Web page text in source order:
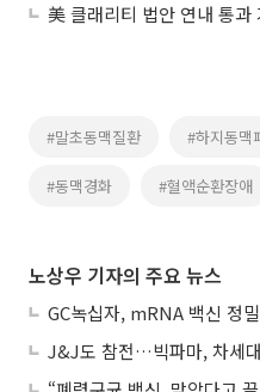
#말초동맥질환 #하지동맥
#동맥경화 #혈액순환장애
노상우 기자의 주요 뉴스
GC녹십자, mRNA 백신 정